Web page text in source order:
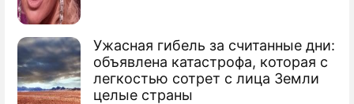
Ужасная гибель за считанные дни:
объявлена катастрофа, которая с
легкостью сотрет с лица Земли
целые страны